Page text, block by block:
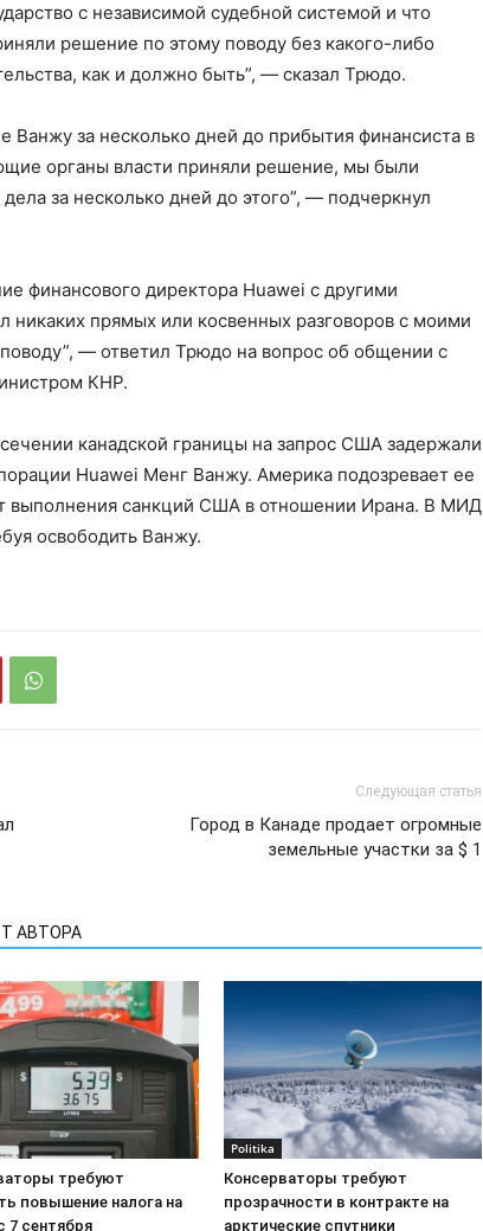
с независимой судебной системой и что
решение по этому поводу без какого-либо
как и должно быть”, — сказал Трюдо.
Ванжу за несколько дней до прибытия финансиста в
органы власти приняли решение, мы были
за несколько дней до этого”, — подчеркнул
финансового директора Huawei с другими
прямых или косвенных разговоров с моими
— ответил Трюдо на вопрос об общении с
КНР.
канадской границы на запрос США задержали
Huawei Менг Ванжу. Америка подозревает ее
выполнения санкций США в отношении Ирана. В МИД
освободить Ванжу.
Следующая статья
Город в Канаде продает огромные
земельные участки за $ 1
АВТОРА
требуют
повышение налога на
7 сентября
Politika
Консерваторы требуют
прозрачности в контракте на
арктические спутники